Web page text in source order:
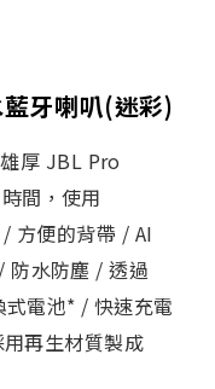
牙喇叭(迷彩)
厚 JBL Pro
間，使用
方便的背帶 / AI
水防塵 / 透過
電池* / 快速充電
再生材質製成